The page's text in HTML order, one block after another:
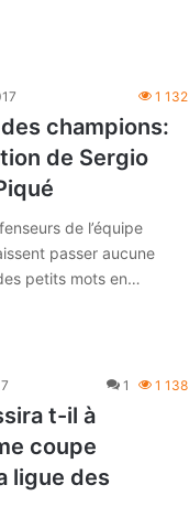
1 132
champions:
de Sergio
de l’équipe
passer aucune
petits mots en…
1 1 138
t-il à
coupe
ligue des